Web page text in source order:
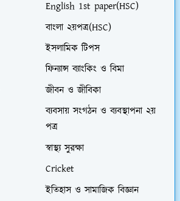
English 1st paper(HSC)
বাংলা ২য়পত্র(HSC)
ইসলামিক টিপস
ফিন্যান্স ব্যাংকিং ও বিমা
জীবন ও জীবিকা
ব্যবসায় সংগঠন ও ব্যবস্থাপনা ২য়
পত্র
স্বাস্থ্য সুরক্ষা
Cricket
ইতিহাস ও সামাজিক বিজ্ঞান